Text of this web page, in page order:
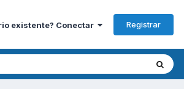
existente? Conectar Registrar